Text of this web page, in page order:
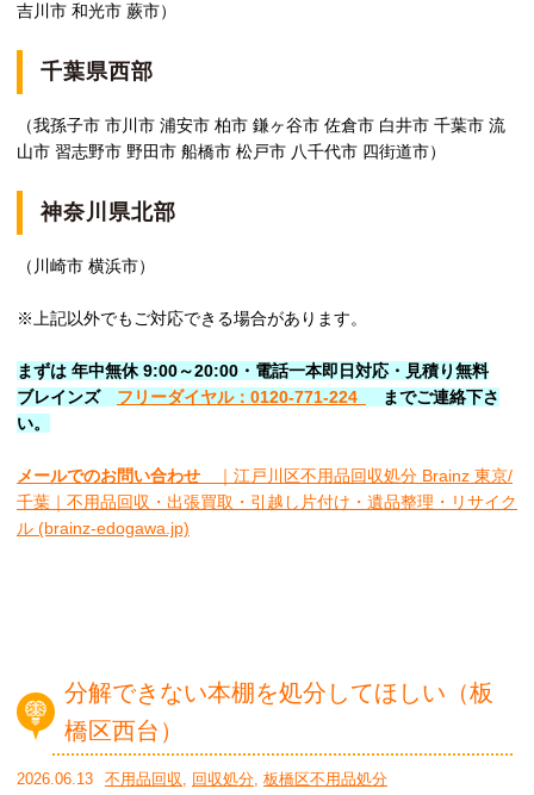
吉川市 和光市 蕨市）
千葉県西部
（我孫子市 市川市 浦安市 柏市 鎌ヶ谷市 佐倉市 白井市 千葉市 流
山市 習志野市 野田市 船橋市 松戸市 八千代市 四街道市）
神奈川県北部
（川崎市 横浜市）
※上記以外でもご対応できる場合があります。
まずは 年中無休 9:00～20:00・電話一本即日対応・見積り無料
ブレインズ フリーダイヤル：0120-771-224 までご連絡下さ
い。
メールでのお問い合わせ
｜江戸川区不用品回収処分 Brainz 東京/
千葉｜不用品回収・出張買取・引越し片付け・遺品整理・リサイク
ル (brainz-edogawa.jp)
分解できない本棚を処分してほしい（板
橋区西台）
2026.06.13 不用品回収, 回収処分, 板橋区不用品処分